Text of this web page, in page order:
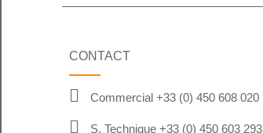
CONTACT
Commercial +33 (0) 450 608 020
S. Technique +33 (0) 450 603 293